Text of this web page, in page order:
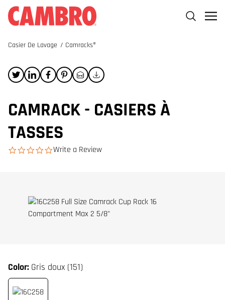
Casier De Lavage / Camracks®
CAMRACK - CASIERS À
TASSES
0.0 star rating
Write a Review
Color: Gris doux (151)